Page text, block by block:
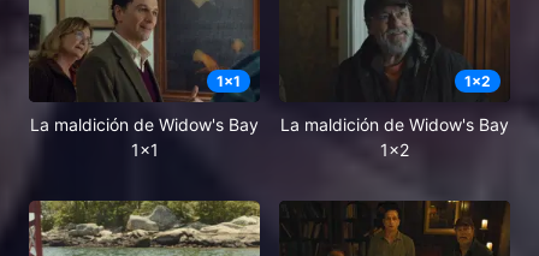
1x1
La maldición de Widow's Bay
1x1
1x2
La maldición de Widow's Bay
1x2